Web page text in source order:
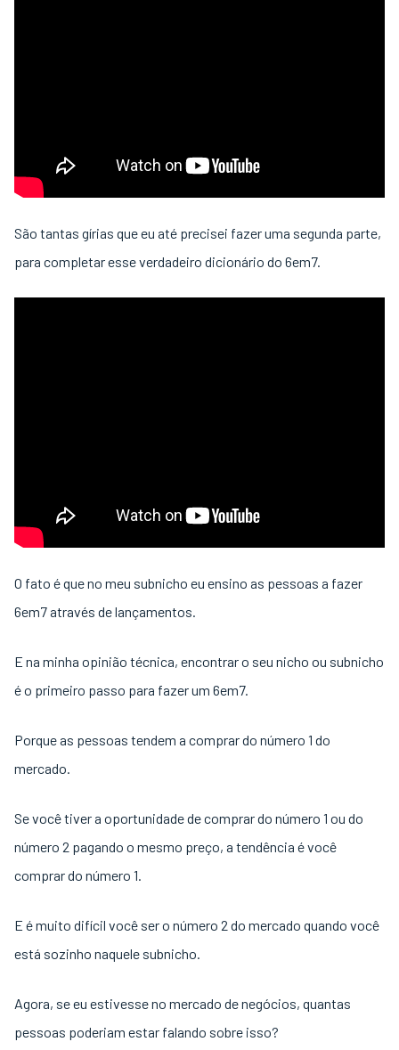
São tantas gírias que eu até precisei fazer uma segunda parte,
para completar esse verdadeiro dicionário do 6em7.
O fato é que no meu subnicho eu ensino as pessoas a fazer
6em7 através de lançamentos.
E na minha opinião técnica, encontrar o seu nicho ou subnicho
é o primeiro passo para fazer um 6em7.
Porque as pessoas tendem a comprar do número 1 do
mercado.
Se você tiver a oportunidade de comprar do número 1 ou do
número 2 pagando o mesmo preço, a tendência é você
comprar do número 1.
E é muito difícil você ser o número 2 do mercado quando você
está sozinho naquele subnicho.
Agora, se eu estivesse no mercado de negócios, quantas
pessoas poderiam estar falando sobre isso?